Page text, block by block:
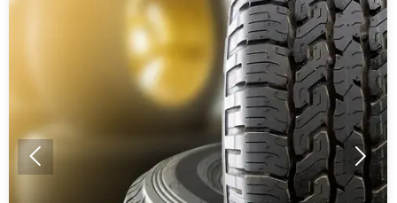
 